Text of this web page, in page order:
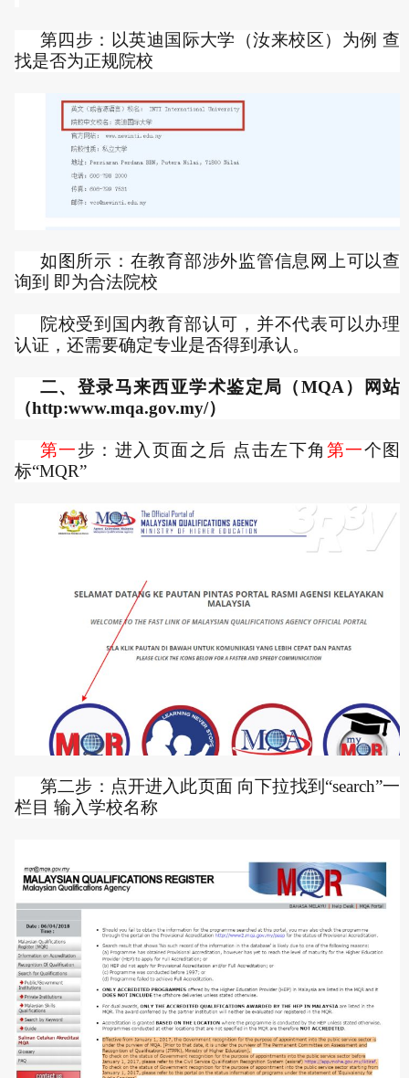
第四步：以英迪国际大学（汝来校区）为例 查
找是否为正规院校
如图所示：在教育部涉外监管信息网上可以查
询到 即为合法院校
院校受到国内教育部认可，并不代表可以办理
认证，还需要确定专业是否得到承认。
二、登录马来西亚学术鉴定局（MQA）网站
（http:www.mqa.gov.my/）
第一步：进入页面之后 点击左下角 第一个图
标“MQR”
第二步：点开进入此页面 向下拉找到“search”一
栏目 输入学校名称